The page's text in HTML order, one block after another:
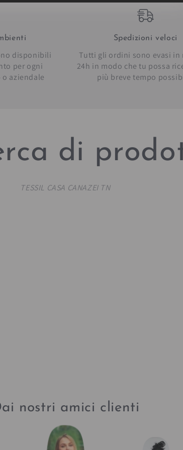
disponibili
per ogni
aziendale
Spedizioni veloci
Tutti gli ordini sono evasi in
24h in modo che tu possa
più breve tempo
di
TESSIL CASA CANAZEI TN
nostri amici clienti